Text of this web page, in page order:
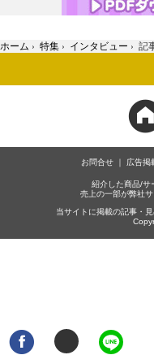
ホーム › 特集 › インタビュー › 記
お問合せ 広告掲
紹介した商品/サ
売上の一部が弊社
当サイトに掲載の記事・